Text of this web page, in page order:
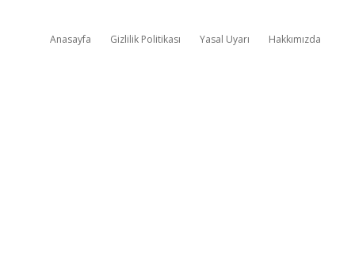
Anasayfa Gizlilik Politikası Yasal Uyarı Hakkımızda